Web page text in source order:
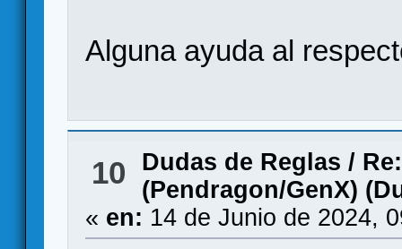
Alguna ayuda al
10 Dudas de Reglas /
(Pendragon/GenX)
« en: 14 de Junio de 2024,